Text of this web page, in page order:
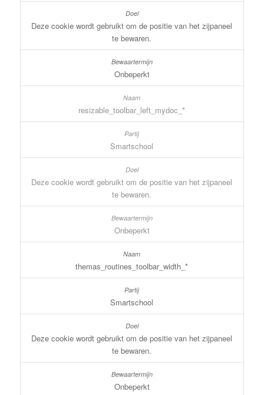
Deze cookie wordt gebruikt om de positie van het zijpaneel
te bewaren.
Onbeperkt
resizable_toolbar_left_mydoc_*
Smartschool
Deze cookie wordt gebruikt om de positie van het zijpaneel
te bewaren.
Onbeperkt
themas_routines_toolbar_width_*
Smartschool
Deze cookie wordt gebruikt om de positie van het zijpaneel
te bewaren.
Onbeperkt